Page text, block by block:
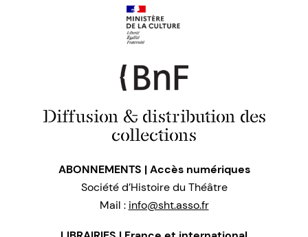
Diffusion & distribution des
collections
ABONNEMENTS | Accès numériques
Société d’Histoire du Théâtre
Mail : info@sht.asso.fr